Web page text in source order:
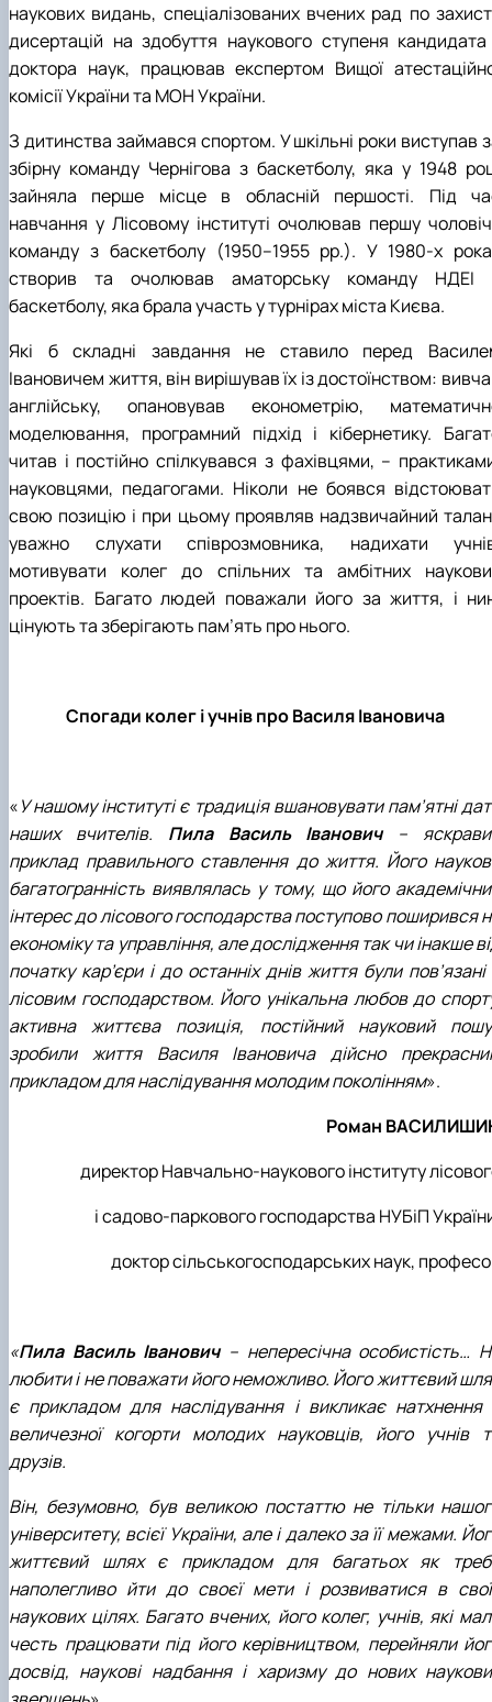
наукових видань, спеціалізованих вчених рад по
дисертацій на здобуття наукового ступеня кандидата
доктора наук, працював експертом Вищої
комісії України та МОН України.
З дитинства займався спортом. У шкільні роки виступав
збірну команду Чернігова з баскетболу, яка у 1948
зайняла перше місце в обласній першості. Під
навчання у Лісовому інституті очолював першу
команду з баскетболу (1950–1955 рр.). У 1980-х
створив та очолював аматорську команду НДЕІ
баскетболу, яка брала участь у турнірах міста Києва.
Які б складні завдання не ставило перед
Івановичем життя, він вирішував їх із достоїнством:
англійську, опановував економетрію,
моделювання, програмний підхід і кібернетику.
читав і постійно спілкувався з фахівцями, –
науковцями, педагогами. Ніколи не боявся
свою позицію і при цьому проявляв надзвичайний
уважно слухати співрозмовника, надихати
мотивувати колег до спільних та амбітних
проектів. Багато людей поважали його за життя, і
цінують та зберігають пам’ять про нього.
Спогади колег і учнів про Василя Івановича
«У нашому інституті є традиція вшановувати пам’ятні
наших вчителів. Пила Василь Іванович–
приклад правильного ставлення до життя. Його
багатогранність виявлялась у тому, що його
інтерес до лісового господарства поступово поширився
економіку та управління, але дослідження так чи інакше
початку кар’єри і до останніх днів життя були пов’язані
лісовим господарством. Його унікальна любов до
активна життєва позиція, постійний науковий
зробили життя Василя Івановича дійсно
прикладом для наслідування молодим поколінням».
Роман
директор Навчально-наукового інституту
і садово-паркового господарства НУБіП
доктор сільськогосподарських наук,
«Пила Василь Іванович– непересічна особистість…
любити і не поважати його неможливо. Його життєвий
є прикладом для наслідування і викликає натхнення
величезної когорти молодих науковців, його учнів
друзів.
Він, безумовно, був великою постаттю не тільки
університету, всієї України, але і далеко за її межами.
життєвий шлях є прикладом для багатьох як
наполегливо йти до своєї мети і розвиватися в
наукових цілях. Багато вчених, його колег, учнів, які
честь працювати під його керівництвом, перейняли
досвід, наукові надбання і харизму до нових